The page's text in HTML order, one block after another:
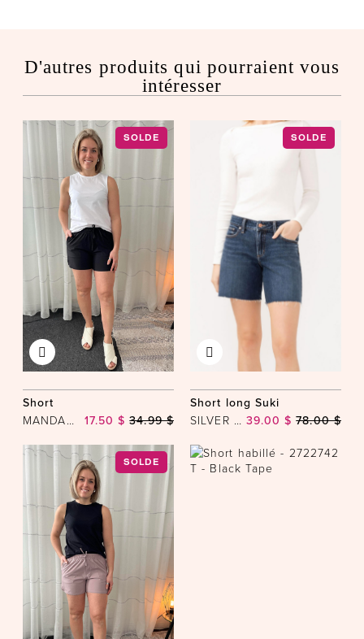
D'autres produits qui pourraient vous
intéresser
SOLDE
Short
MANDARINE & CO 17.50 $ 34.99 $
SOLDE
Short long Suki
SILVER JEANS 39.00 $ 78.00 $
SOLDE